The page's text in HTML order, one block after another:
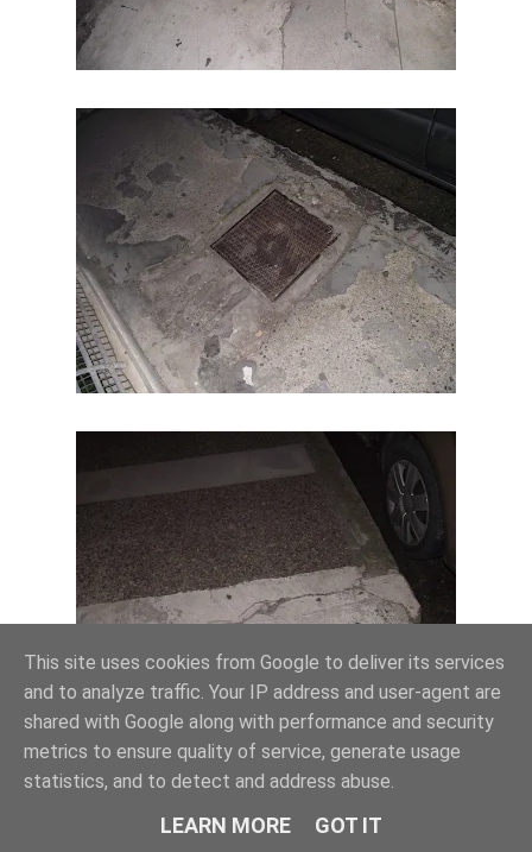
This site uses cookies from Google to deliver its services
and to analyze traffic. Your IP address and user-agent are
shared with Google along with performance and security
metrics to ensure quality of service, generate usage
statistics, and to detect and address abuse.
LEARN MORE GOT IT